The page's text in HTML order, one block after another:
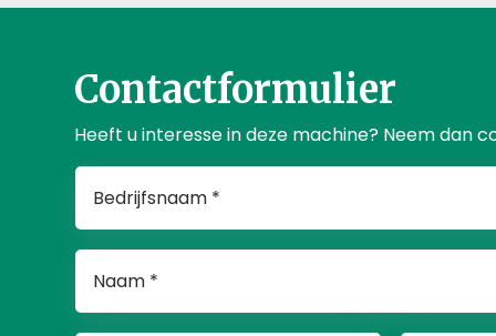
Contactformulier
Heeft u interesse in deze machine? Neem dan